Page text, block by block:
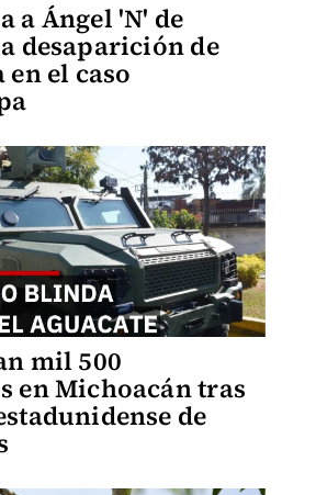
a Ángel 'N' de
desaparición de
el caso
mil 500
en Michoacán tras
de